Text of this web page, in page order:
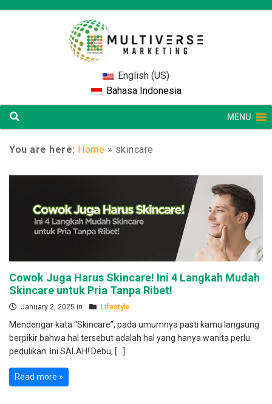
English (US)
Bahasa Indonesia
MENU
You are here: Home » skincare
Cowok Juga Harus Skincare! Ini 4 Langkah Mudah
Skincare untuk Pria Tanpa Ribet!
January 2, 2025 in Lifestyle
Mendengar kata “Skincare”, pada umumnya pasti kamu langsung
berpikir bahwa hal tersebut adalah hal yang hanya wanita perlu
pedulikan. Ini SALAH! Debu, […]
Read more »